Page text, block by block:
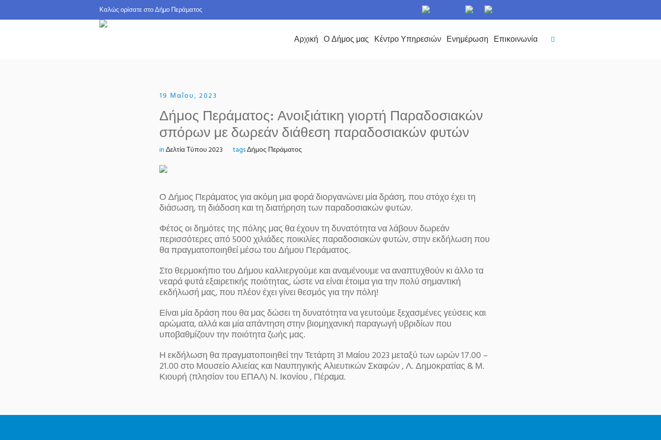
Καλώς ορίσατε στο Δήμο Περάματος
Αρχική Ο Δήμος μας Κέντρο Υπηρεσιών Ενημέρωση Επικοινωνία
19 Μαΐου, 2023
Δήμος Περάματος: Ανοιξιάτικη γιορτή Παραδοσιακών
σπόρων με δωρεάν διάθεση παραδοσιακών φυτών
inΔελτία Τύπου 2023 tagsΔήμος Περάματος
Ο Δήμος Περάματος για ακόμη μια φορά διοργανώνει μία δράση, που στόχο έχει τη
διάσωση, τη διάδοση και τη διατήρηση των παραδοσιακών φυτών.
Φέτος οι δημότες της πόλης μας θα έχουν τη δυνατότητα να λάβουν δωρεάν
περισσότερες από 5000 χιλιάδες ποικιλίες παραδοσιακών φυτών, στην εκδήλωση που
θα πραγματοποιηθεί μέσω του Δήμου Περάματος.
Στο θερμοκήπιο του Δήμου καλλιεργούμε και αναμένουμε να αναπτυχθούν κι άλλο τα
νεαρά φυτά εξαιρετικής ποιότητας, ώστε να είναι έτοιμα για την πολύ σημαντική
εκδήλωσή μας, που πλέον έχει γίνει θεσμός για την πόλη!
Είναι μία δράση που θα μας δώσει τη δυνατότητα να γευτούμε ξεχασμένες γεύσεις και
αρώματα, αλλά και μία απάντηση στην βιομηχανική παραγωγή υβριδίων που
υποβαθμίζουν την ποιότητα ζωής μας.
Η εκδήλωση θα πραγματοποιηθεί την Τετάρτη 31 Μαίου 2023 μεταξύ των ωρών 17.00 –
21.00 στο Μουσείο Αλιείας και Ναυπηγικής Αλιευτικών Σκαφών , Λ. Δημοκρατίας & Μ.
Κιουρή (πλησίον του ΕΠΑΛ) Ν. Ικονίου , Πέραμα.